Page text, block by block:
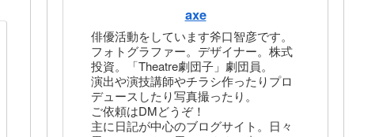
axe
俳優活動をしています斧口智彦です。
フォトグラファー。デザイナー。株式
投資。「Theatre劇団子」劇団員。
演出や演技講師やチラシ作ったりプロ
デュースしたり写真撮ったり。
ご依頼はDMどうぞ！
主に日記が中心のブログサイト。日々